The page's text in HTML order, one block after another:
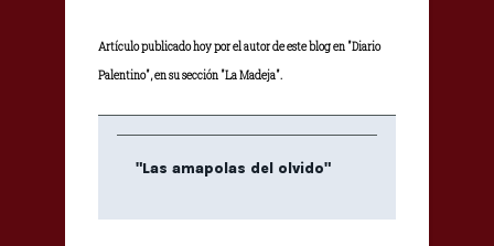
Artículo publicado hoy por el autor de este blog en "Diario
Palentino", en su sección "La Madeja".
"Las amapolas del olvido"